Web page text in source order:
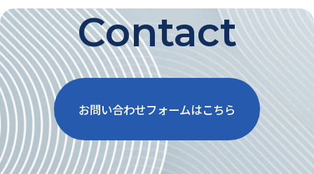
Contact
お問い合わせフォームはこちら